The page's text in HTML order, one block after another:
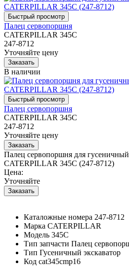
Палец сервопоршня
CATERPILLAR 345C
247-8712
Уточняйте цену
В наличии
Палец сервопоршня
CATERPILLAR 345C
247-8712
Уточняйте цену
Палец сервопоршня для гусеничный
CATERPILLAR 345C (247-8712)
Цена:
Уточняйте
Каталожные номера 247-8712
Марка CATERPILLAR
Модель 345C
Тип запчасти Палец
Тип Гусеничный экскаватор
Код cat345cmp16